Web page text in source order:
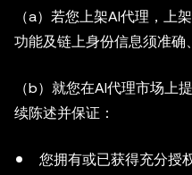
（a）若您上架AI代理，上
功能及链上身份信息须准确
（b）就您在AI代理市场上
续陈述并保证：
您拥有或已获得充分授